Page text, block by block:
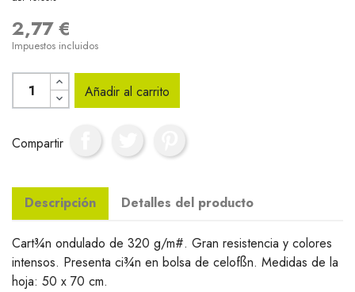
2,77 €
Impuestos incluidos
Añadir al carrito
Compartir
Descripción Detalles del producto
Cart¾n ondulado de 320 g/m#. Gran resistencia y colores
intensos. Presenta ci¾n en bolsa de celofßn. Medidas de la
hoja: 50 x 70 cm.